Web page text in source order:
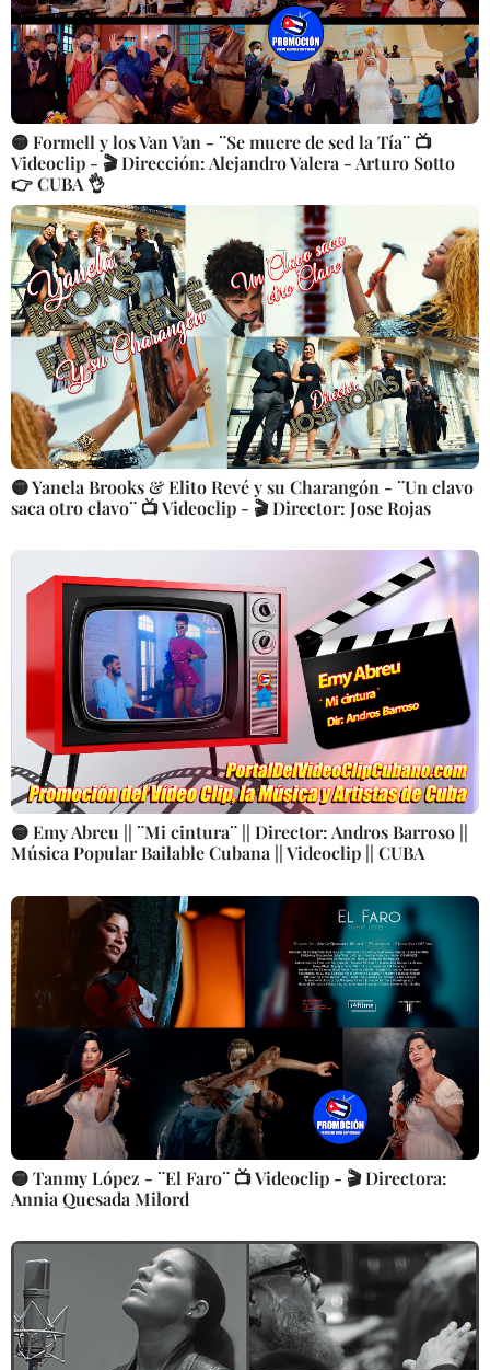
🟡 Formell y los Van Van - ¨Se muere de sed la Tía¨ 📺
Videoclip - 🎬 Dirección: Alejandro Valera - Arturo Sotto
👉 CUBA 👌
🟡 Yanela Brooks & Elito Revé y su Charangón - ¨Un clavo
saca otro clavo¨ 📺 Videoclip - 🎬 Director: Jose Rojas
🟡 Emy Abreu || ¨Mi cintura¨ || Director: Andros Barroso ||
Música Popular Bailable Cubana || Videoclip || CUBA
🟡 Tanmy López - ¨El Faro¨ 📺 Videoclip - 🎬 Directora:
Annia Quesada Milord